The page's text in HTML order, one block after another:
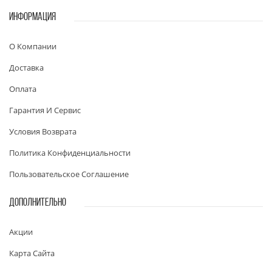
ИНФОРМАЦИЯ
О Компании
Доставка
Оплата
Гарантия И Сервис
Условия Возврата
Политика Конфиденциальности
Пользовательское Соглашение
ДОПОЛНИТЕЛЬНО
Акции
Карта Сайта